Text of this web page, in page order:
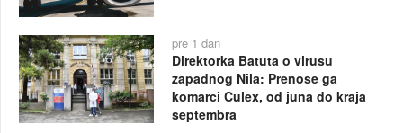
pre 1 dan
Direktorka Batuta o virusu
zapadnog Nila: Prenose ga
komarci Culex, od juna do kraja
septembra